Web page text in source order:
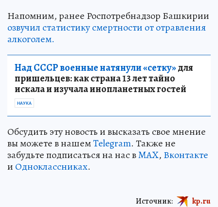
Напомним, ранее Роспотребнадзор Башкирии
озвучил статистику смертности от отравления
алкоголем.
Над СССР военные натянули «сетку»для
пришельцев: как страна 13 лет тайно
искала и изучала инопланетных гостей
НАУКА
Обсудить эту новость и высказать свое мнение
вы можете в нашемTelegram. Также не
забудьте подписаться на нас вMAX, Вконтакте
и Одноклассниках.
Источник: kp.ru